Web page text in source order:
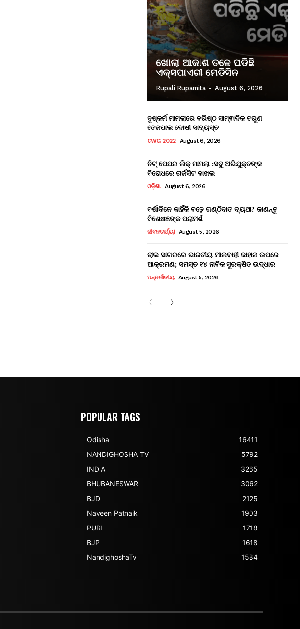
ଖୋଲା ଆକାଶ ତଳେ ପଡିଛି
ଏକ୍ସପାଏରୀ ମେଡିସିନ
Rupali Rupamita - August 6, 2026
ଦୁଷ୍କର୍ମ ମାମଲାରେ ବରିଷ୍ଠ ସାମ୍ଵାଦିକ ତରୁଣ
ତେଜପାଲ ଦୋଷୀ ସାବ୍ୟସ୍ତ
CWG 2022 August 6, 2026
ନିଟ୍ ପେପର ଲିକ୍ ମାମଲା :ସବୁ ଅଭିଯୁକ୍ତଙ୍କ
ବିରୋଧରେ ଚାର୍ଜସିଟ ଦାଖଲ
ଓଡ଼ିଶା August 6, 2026
ବର୍ଷାଦିନେ କାହିଁକି ବଢ଼େ ଗଣ୍ଠିବାତ ବ୍ୟଥା? ଜାଣନ୍ତୁ
ବିଶେଷଜ୍ଞଙ୍କ ପରାମର୍ଶ
ଜୀବନଚର୍ଯ୍ୟା August 5, 2026
ଲାଲ ସାଗରରେ ଭାରତୀୟ ମାଲବାହୀ ଜାହାଜ ଉପରେ
ଆକ୍ରମଣ; ସମସ୍ତ ୧୪ ନାବିକ ସୁରକ୍ଷିତ ଉଦ୍ଧାର
ଅନ୍ତର୍ଜାତୀୟ August 5, 2026
POPULAR TAGS
Odisha
16411
NANDIGHOSHA TV
5792
INDIA
3265
BHUBANESWAR
3062
BJD
2125
Naveen Patnaik
1903
PURI
1718
BJP
1618
NandighoshaTv
1584